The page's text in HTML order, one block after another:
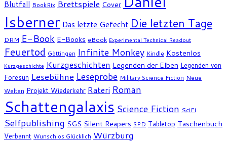
Blutfall BookRix Brettspiele Cover
Isberner Das letzte Gefecht Die letzten Tage
DRM E-Book E-Books eBook Experimental Technical Readout
Feuertod Göttingen Infinite Monkey Kindle Kostenlos
Kurzgeschichte Kurzgeschichten Legenden der Elben Legenden von
Foresun Lesebühne Leseprobe Military Science Fiction Neue
Welten Projekt Wiederkehr Rateri Roman
Schattengalaxis Science Fiction SciFi
Selfpublishing SGS Silent Reapers SPD Tabletop Taschenbuch
Verbannt Wunschlos Glücklich Würzburg